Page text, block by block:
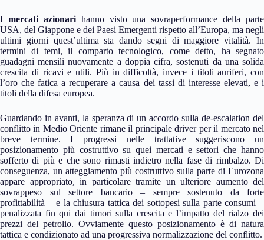
I mercati azionarihanno visto una sovraperformance della parte
USA, del Giappone e dei Paesi Emergenti rispetto all’Europa, ma negli
ultimi giorni quest’ultima sta dando segni di maggiore vitalità. In
termini di temi, il comparto tecnologico, come detto, ha segnato
guadagni mensili nuovamente a doppia cifra, sostenuti da una solida
crescita di ricavi e utili. Più in difficoltà, invece i titoli auriferi, con
l’oro che fatica a recuperare a causa dei tassi di interesse elevati, e i
titoli della difesa europea.
Guardando in avanti, la speranza di un accordo sulla de-escalation del
conflitto in Medio Oriente rimane il principale driver per il mercato nel
breve termine. I progressi nelle trattative suggeriscono un
posizionamento più costruttivo su quei mercati e settori che hanno
sofferto di più e che sono rimasti indietro nella fase di rimbalzo. Di
conseguenza, un atteggiamento più costruttivo sulla parte di Eurozona
appare appropriato, in particolare tramite un ulteriore aumento del
sovrappeso sul settore bancario – sempre sostenuto da forte
profittabilità – e la chiusura tattica dei sottopesi sulla parte consumi –
penalizzata fin qui dai timori sulla crescita e l’impatto del rialzo dei
prezzi del petrolio. Ovviamente questo posizionamento è di natura
tattica e condizionato ad una progressiva normalizzazione del conflitto.